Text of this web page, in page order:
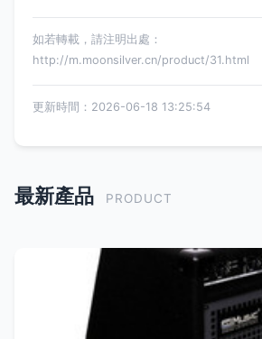
如若轉載，請注明出處：
http://m.moonsilver.cn/product/31.html
更新時間：2026-06-18 13:25:54
最新產品 PRODUCT